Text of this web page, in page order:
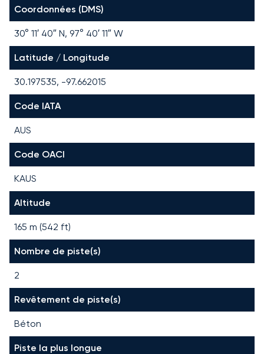
Coordonnées (DMS)
30° 11′ 40″ N, 97° 40′ 11″ W
Latitude / Longitude
30.197535, -97.662015
Code IATA
AUS
Code OACI
KAUS
Altitude
165 m (542 ft)
Nombre de piste(s)
2
Revêtement de piste(s)
Béton
Piste la plus longue